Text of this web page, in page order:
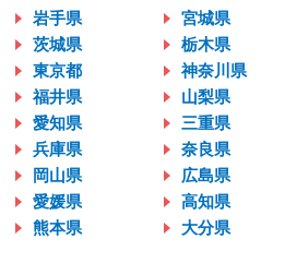
岩手県 宮城県
茨城県 栃木県
東京都 神奈川県
福井県 山梨県
愛知県 三重県
兵庫県 奈良県
岡山県 広島県
愛媛県 高知県
熊本県 大分県